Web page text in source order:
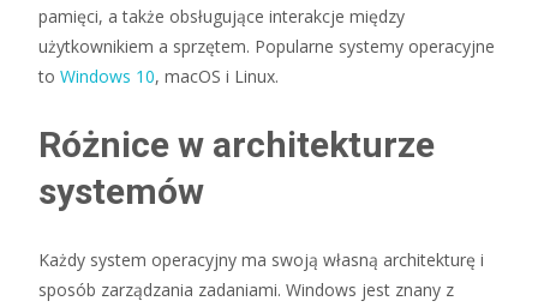
pamięci, a także obsługujące interakcje między
użytkownikiem a sprzętem. Popularne systemy operacyjne
to Windows 10, macOS i Linux.
Różnice w architekturze
systemów
Każdy system operacyjny ma swoją własną architekturę i
sposób zarządzania zadaniami. Windows jest znany z